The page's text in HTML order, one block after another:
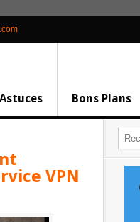
Astuces Bons Plans
VPN